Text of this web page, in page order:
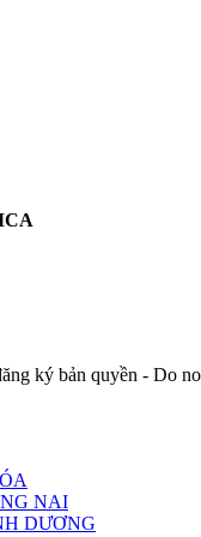
ký bản quyền - Do
NAI
DƯƠNG